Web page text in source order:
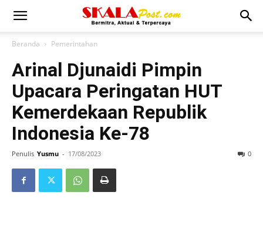
Beranda Pemerintahan
Arinal Djunaidi Pimpin
Upacara Peringatan HUT
Kemerdekaan Republik
Indonesia Ke-78
Penulis Yusmu - 17/08/2023 0